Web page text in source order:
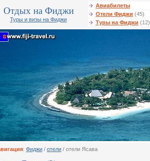
Отдых на Фиджи
Туры и визы на Фиджи
Авиабилеты
Отели Фиджи (45)
Туры на Фиджи (12)
: Фиджи / отели / отели Ясава